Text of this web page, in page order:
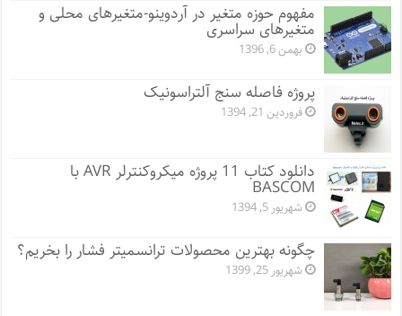
مفهوم حوزه متغیر در آردوینو-متغیرهای محلی و
متغیرهای سراسری
بهمن 6, 1396
پروژه فاصله سنج آلتراسونیک
فروردین 21, 1394
دانلود کتاب 11 پروژه میکروکنترلر AVR با
BASCOM
شهریور 5, 1394
چگونه بهترین محصولات ترانسمیتر فشار را بخریم؟
شهریور 25, 1399